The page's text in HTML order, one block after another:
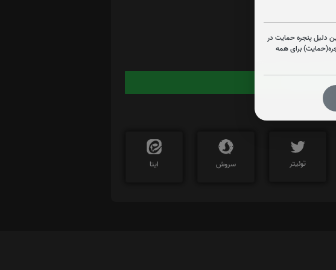
دلیل پنجره حمایت در
برای همه
روی دکمه کلیک نمایید
توئیتر سروش ایتا